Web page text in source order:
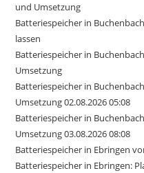
und Umsetzung
Batteriespeicher in
lassen
Batteriespeicher in
Umsetzung
Batteriespeicher in
Umsetzung 02.08.2026 05:08
Batteriespeicher in
Umsetzung 03.08.2026 08:08
Batteriespeicher in Ebringen
Batteriespeicher in Ebringen: